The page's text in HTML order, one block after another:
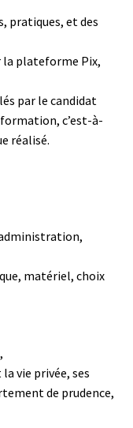
pratiques, et des
la plateforme Pix,
par le candidat
c’est-à-
réalisé.
matériel, choix
vie privée, ses
de prudence,